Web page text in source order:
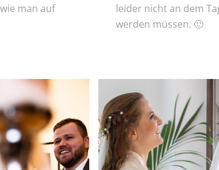
man auf
leider nicht an dem
werden müssen. 🙂